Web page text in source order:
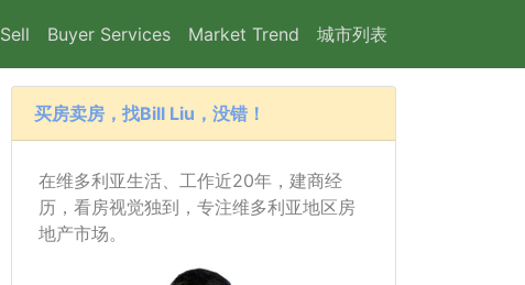
Sell Buyer Services Market Trend 城市列表
买房卖房，找Bill Liu，没错！
在维多利亚生活、工作近20年，建商经
历，看房视觉独到，专注维多利亚地区房
地产市场。